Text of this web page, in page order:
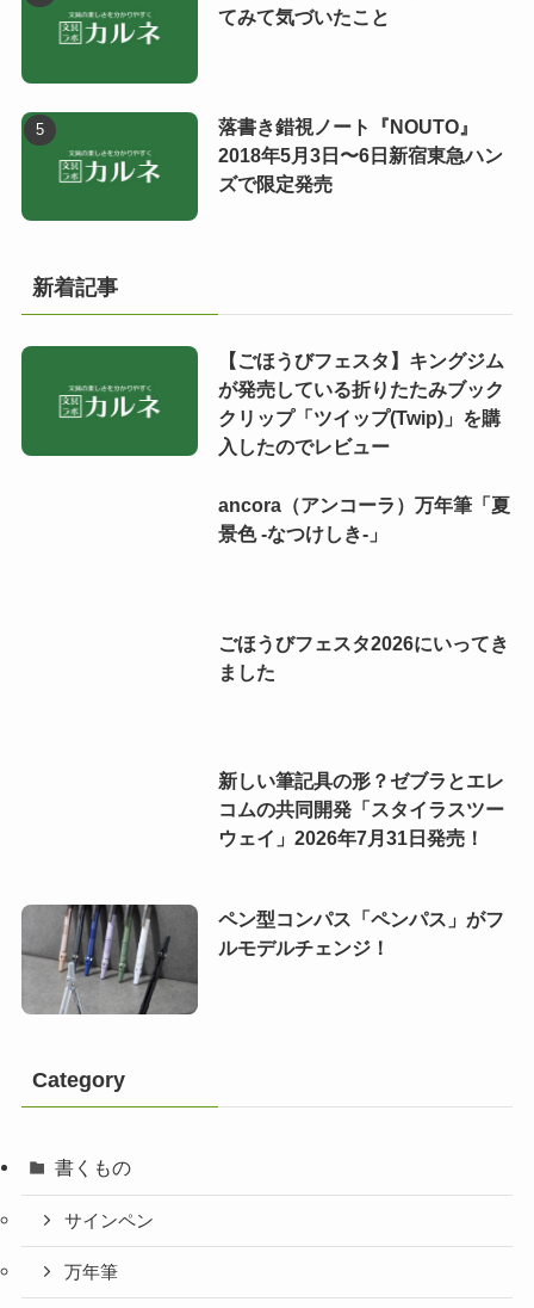
てみて気づいたこと
落書き錯視ノート『NOUTO』
2018年5月3日〜6日新宿東急ハン
ズで限定発売
新着記事
【ごほうびフェスタ】キングジム
が発売している折りたたみブック
クリップ「ツイップ(Twip)」を購
入したのでレビュー
ancora（アンコーラ）万年筆「夏
景色 -なつけしき-」
ごほうびフェスタ2026にいってき
ました
新しい筆記具の形？ゼブラとエレ
コムの共同開発「スタイラスツー
ウェイ」2026年7月31日発売！
ペン型コンパス「ペンパス」がフ
ルモデルチェンジ！
Category
書くもの
サインペン
万年筆